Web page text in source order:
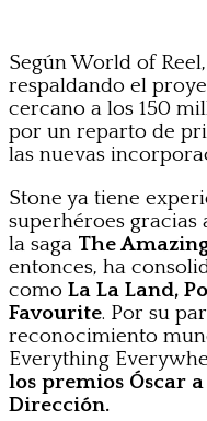
Según World of Reel,
respaldando el
cercano a los 150
por un reparto de
las nuevas
Stone ya tiene
superhéroes gracias
la saga The
entonces, ha
como La La Land,
Favourite. Por su
reconocimiento
Everything
los premios Óscar
Dirección.